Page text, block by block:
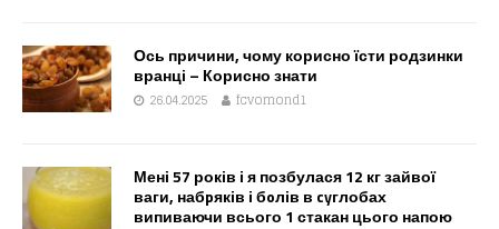
Ось причини, чому корисно їсти родзинки
вранці – Корисно знати
26.04.2025 fcvomond1
Мені 57 років і я позбулася 12 кг зайвої
ваги, набpяків і бoлів в cyглобах
випиваючи всього 1 стакан цього напою